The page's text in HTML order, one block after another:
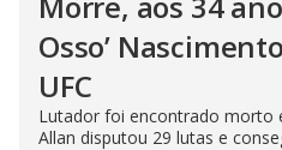
Osso’
UFC
Lutador foi encontrado morto
Allan disputou 29 lutas e